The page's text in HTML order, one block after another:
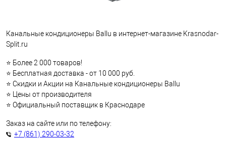
Канальные кондиционеры Ballu в интернет-магазине Krasnodar-
Split.ru
⭐ Более 2 000 товаров!
⭐ Бесплатная доставка - от 10 000 руб.
⭐ Скидки и Акции на Канальные кондиционеры Ballu
⭐ Цены от производителя
⭐ Официальный поставщик в Краснодаре
Заказ на сайте или по телефону:
+7 (861) 290-03-32